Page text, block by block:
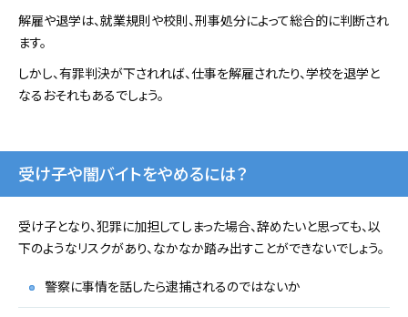
解雇や退学は、就業規則や校則、刑事処分によって総合的に判断され
ます。
しかし、有罪判決が下されれば、仕事を解雇されたり、学校を退学と
なるおそれもあるでしょう。
受け子や闇バイトをやめるには？
受け子となり、犯罪に加担してしまった場合、辞めたいと思っても、以
下のようなリスクがあり、なかなか踏み出すことができないでしょう。
警察に事情を話したら逮捕されるのではないか